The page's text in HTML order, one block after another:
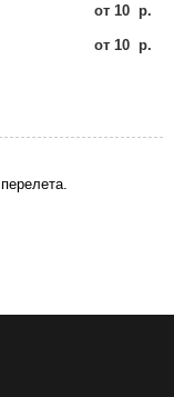
от 10 р.
от 10 р.
перелета.